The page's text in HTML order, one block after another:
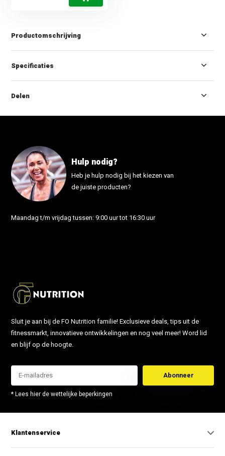
Productomschrijving
Specificaties
Delen
Hulp nodig?
Heb je hulp nodig bij het kiezen van
de juiste producten?
Maandag t/m vrijdag tussen: 9:00 uur tot 16:30 uur
Sluit je aan bij de FO Nutrition familie! Exclusieve deals, tips uit de
fitnessmarkt, innovatieve ontwikkelingen en nog veel meer! Word lid
en blijf op de hoogte.
Abonneer
* Lees hier de wettelijke beperkingen
Klantenservice